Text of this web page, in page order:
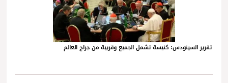
تقرير السينودس: كنيسة تشمل الجميع وقريبة من جراح العالم